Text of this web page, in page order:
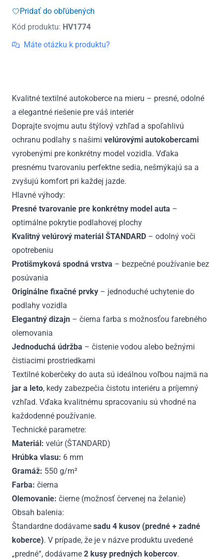
textilné
Honda
Civic
Pridať do obľúbených
Kód produktu: HV1774
Máte otázku k produktu?
Kvalitné textilné autokoberce na mieru – presné, odolné
a elegantné riešenie pre váš interiér
Doprajte svojmu autu štýlový vzhľad a spoľahlivú
ochranu podlahy s našimi velúrovými autokobercami
vyrobenými pre konkrétny model vozidla. Vďaka
presnému tvarovaniu perfektne sedia, nešmýkajú sa a
zvyšujú komfort pri každej jazde.
Hlavné výhody:
Presné tvarovanie pre konkrétny model auta –
optimálne pokrytie podlahovej plochy
Kvalitný velúrový materiál ŠTANDARD – odolný voči
opotrebeniu
Protišmyková spodná vrstva – bezpečné používanie bez
posúvania
Originálne fixačné prvky – jednoduché uchytenie do
podlahy vozidla
Elegantný dizajn – čierna farba s možnosťou farebného
olemovania
Jednoduchá údržba – čistenie vodou alebo bežnými
čistiacimi prostriedkami
Textilné koberčeky do auta sú ideálnou voľbou najmä na
jar a leto, kedy zabezpečia čistotu interiéru a príjemný
vzhľad. Vďaka kvalitnému spracovaniu sú vhodné na
každodenné používanie.
Technické parametre:
Materiál: velúr (ŠTANDARD)
Hrúbka vlasu: 6 mm
Gramáž: 550 g/m²
Farba: čierna
Olemovanie: čierne (možnosť červenej na želanie)
Obsah balenia:
Štandardne dodávame sadu 4 kusov (predné + zadné
koberce). V prípade, že je v názve produktu uvedené
„predné“, dodávame 2 kusy predných kobercov.